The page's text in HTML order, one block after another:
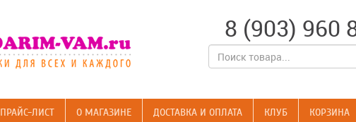
8 (903) 960
ПРАЙС-ЛИСТ О МАГАЗИНЕ ДОСТАВКА И ОПЛАТА КЛУБ КОРЗИНА